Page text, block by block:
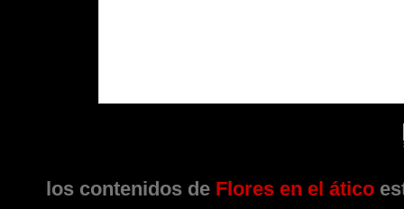
los contenidos de Flores en el ático